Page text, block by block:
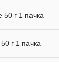
50 г 1 пачка
г 1 пачка